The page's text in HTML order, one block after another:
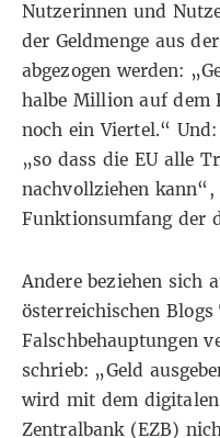
Nutzerinnen und
der Geldmenge aus
abgezogen werden:
halbe Million auf dem
noch ein Viertel.“
„so dass die EU alle
nachvollziehen
Funktionsumfang der
Andere beziehen sich
österreichischen Blogs
Falschbehauptungen
schrieb: „Geld
wird mit dem
Zentralbank (EZB)